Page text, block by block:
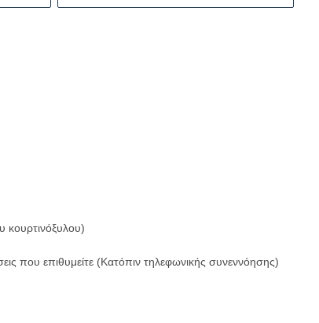
κουρτινόξυλου)
που επιθυμείτε (Κατόπιν τηλεφωνικής συνεννόησης)